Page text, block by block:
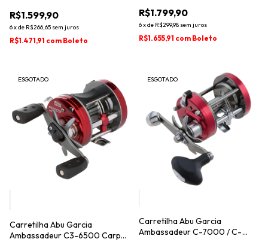
R$1.599,90
6xde R$266,65 sem juros
R$1.471,91 com Boleto
R$1.799,90
6xde R$299,98 sem juros
R$1.655,91 com Boleto
ESGOTADO
Carretilha Abu Garcia
Ambassadeur C3-6500 Carp
ESGOTADO
Carretilha Abu Garcia
Ambassadeur C-7000 / C-